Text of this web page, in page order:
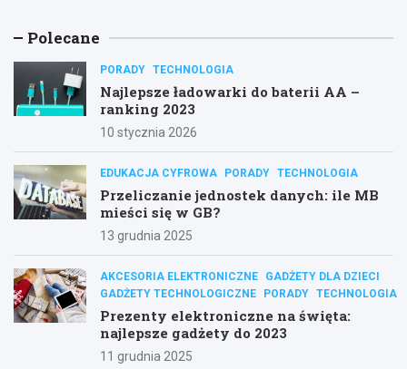
Polecane
PORADY TECHNOLOGIA
Najlepsze ładowarki do baterii AA –
ranking 2023
10 stycznia 2026
EDUKACJA CYFROWA PORADY TECHNOLOGIA
Przeliczanie jednostek danych: ile MB
mieści się w GB?
13 grudnia 2025
AKCESORIA ELEKTRONICZNE
GADŻETY DLA DZIECI
GADŻETY TECHNOLOGICZNE
PORADY TECHNOLOGIA
Prezenty elektroniczne na święta:
najlepsze gadżety do 2023
11 grudnia 2025